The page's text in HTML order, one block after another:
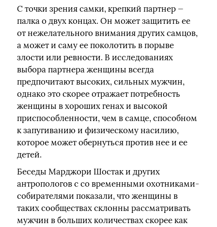
С точки зрения самки, крепкий партнер —
палка о двух концах. Он может защитить ее
от нежелательного внимания других самцов,
а может и саму ее поколотить в порыве
злости или ревности. В исследованиях
выбора партнера женщины всегда
предпочитают высоких, сильных мужчин,
однако это скорее отражает потребность
женщины в хороших генах и высокой
приспособленности, чем в самце, способном
к запугиванию и физическому насилию,
которое может обернуться против нее и ее
детей.
Беседы Марджори Шостак и других
антропологов с со временными охотниками-
собирателями показали, что женщины в
таких сообществах склонны рассматривать
мужчин в больших количествах скорее как